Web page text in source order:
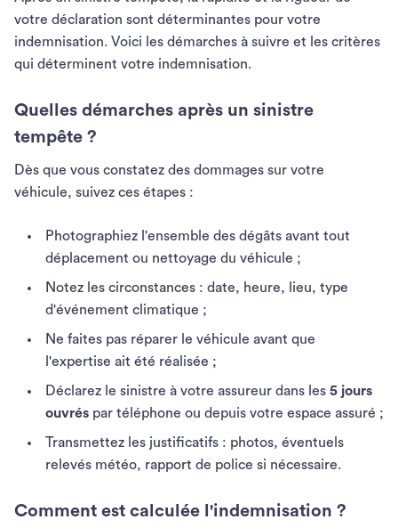
votre déclaration sont déterminantes pour votre
indemnisation. Voici les démarches à suivre et les critères
qui déterminent votre indemnisation.
Quelles démarches après un sinistre
tempête ?
Dès que vous constatez des dommages sur votre
véhicule, suivez ces étapes :
Photographiez l'ensemble des dégâts avant tout
déplacement ou nettoyage du véhicule ;
Notez les circonstances : date, heure, lieu, type
d'événement climatique ;
Ne faites pas réparer le véhicule avant que
l'expertise ait été réalisée ;
Déclarez le sinistre à votre assureur dans les 5 jours
ouvrés par téléphone ou depuis votre espace assuré ;
Transmettez les justificatifs : photos, éventuels
relevés météo, rapport de police si nécessaire.
Comment est calculée l'indemnisation ?